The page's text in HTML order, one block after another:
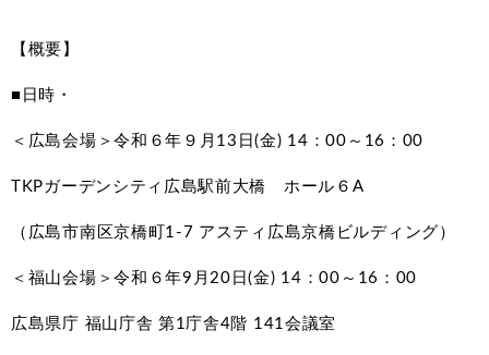
【概要】
■日時・
＜広島会場＞令和６年９月13日(金) 14：00～16：00
TKPガーデンシティ広島駅前大橋 ホール６A
（広島市南区京橋町1-7 アスティ広島京橋ビルディング）
＜福山会場＞令和６年9月20日(金) 14：00～16：00
広島県庁 福山庁舎 第1庁舎4階 141会議室